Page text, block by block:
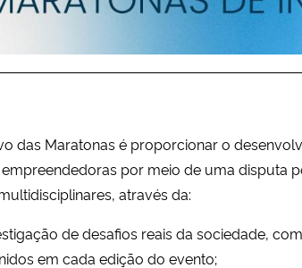
das Maratonas é proporcionar o
por meio de uma disputa
através da:
de desafios reais da sociedade,
em cada edição do evento;